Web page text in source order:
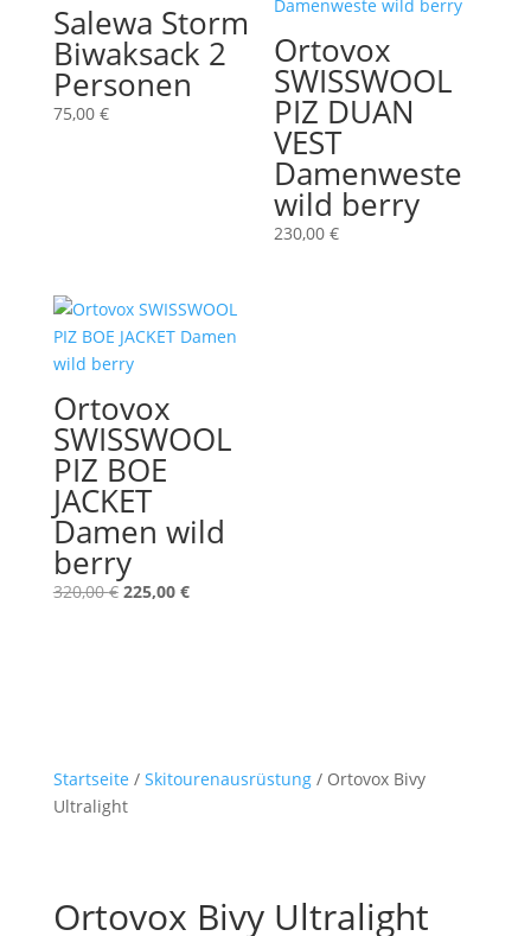
Salewa Storm
Biwaksack 2
Personen
75,00 €
Ortovox
SWISSWOOL
PIZ DUAN
VEST
Damenweste
wild berry
230,00€
Ortovox
SWISSWOOL
PIZ BOE
JACKET
Damen wild
berry
320,00€ Ursprünglicher
225,00 €Aktueller
Startseite / Skitourenausrüstung/ Ortovox Bivy
Ultralight
Ortovox Bivy Ultralight